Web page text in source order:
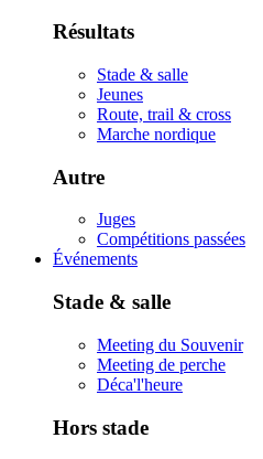
Résultats
Stade & salle
Jeunes
Route, trail & cross
Marche nordique
Autre
Juges
Compétitions passées
Événements
Stade & salle
Meeting du Souvenir
Meeting de perche
Déca'l'heure
Hors stade